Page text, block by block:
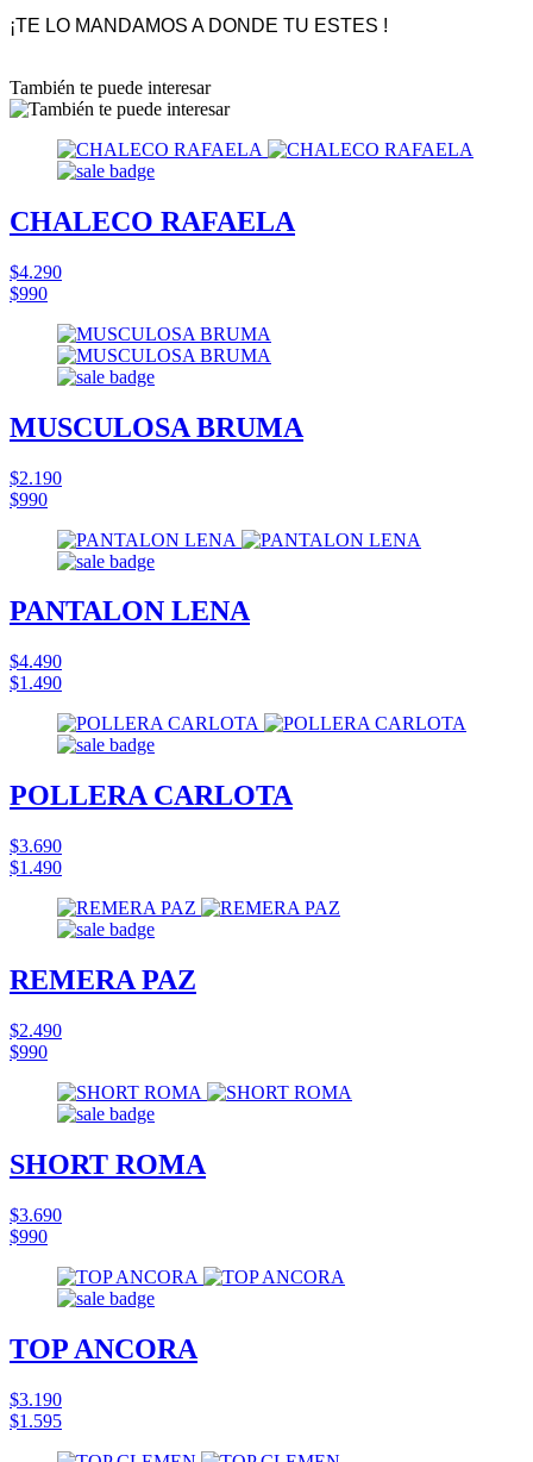
¡TE LO MANDAMOS A DONDE TU ESTES !
También te puede interesar
CHALECO RAFAELA
$4.290
$990
MUSCULOSA BRUMA
$2.190
$990
PANTALON LENA
$4.490
$1.490
POLLERA CARLOTA
$3.690
$1.490
REMERA PAZ
$2.490
$990
SHORT ROMA
$3.690
$990
TOP ANCORA
$3.190
$1.595